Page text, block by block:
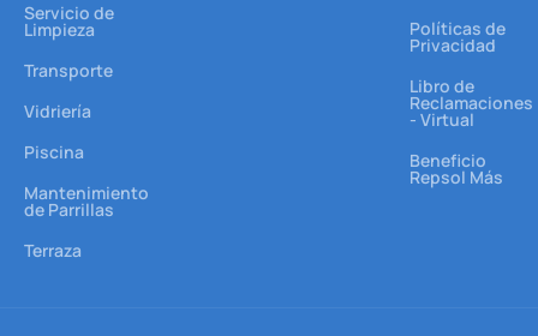
Servicio de
Limpieza
Transporte
Vidriería
Piscina
Mantenimiento
de Parrillas
Terraza
Políticas de
Privacidad
Libro de
Reclamaciones
- Virtual
Beneficio
Repsol Más